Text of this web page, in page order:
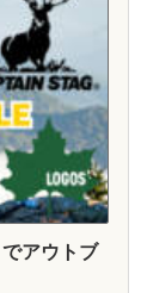
アウトブ